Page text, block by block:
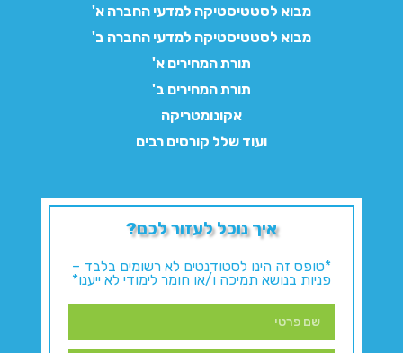
מבוא לסטטיסטיקה למדעי החברה א'
מבוא לסטטיסטיקה למדעי החברה ב'
תורת המחירים א'
תורת המחירים ב'
אקונומטריקה
ועוד שלל קורסים רבים
איך נוכל לעזור לכם?
*טופס זה הינו לסטודנטים לא רשומים בלבד –
פניות בנושא תמיכה ו/או חומר לימודי לא ייענו*